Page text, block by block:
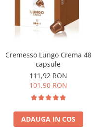
Cremesso Lungo Crema 48
capsule
111,92 RON
101,90 RON
ADAUGA IN COS